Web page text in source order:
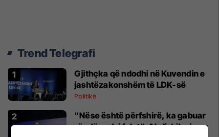
Trend Telegrafi
Gjithçka që ndodhi në Kuvendin e
jashtëzakonshëm të LDK-së
Politikë
"Nëse është përfshirë, ka gabuar
rëndë, nuk i falet", Abdixhiku i çon